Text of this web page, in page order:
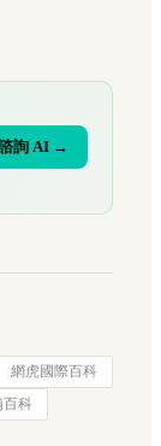
詢 AI →
網虎國際百科
百科